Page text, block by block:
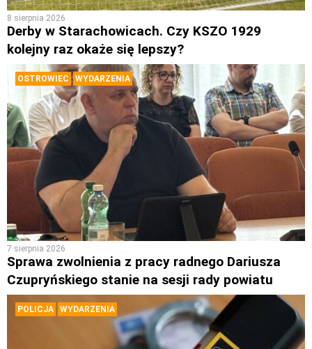
8 sierpnia 2026
Derby w Starachowicach. Czy KSZO 1929
kolejny raz okaże się lepszy?
OSTROWIEC WYDARZENIA
7 sierpnia 2026
Sprawa zwolnienia z pracy radnego Dariusza
Czupryńskiego stanie na sesji rady powiatu
POLICJA WYDARZENIA